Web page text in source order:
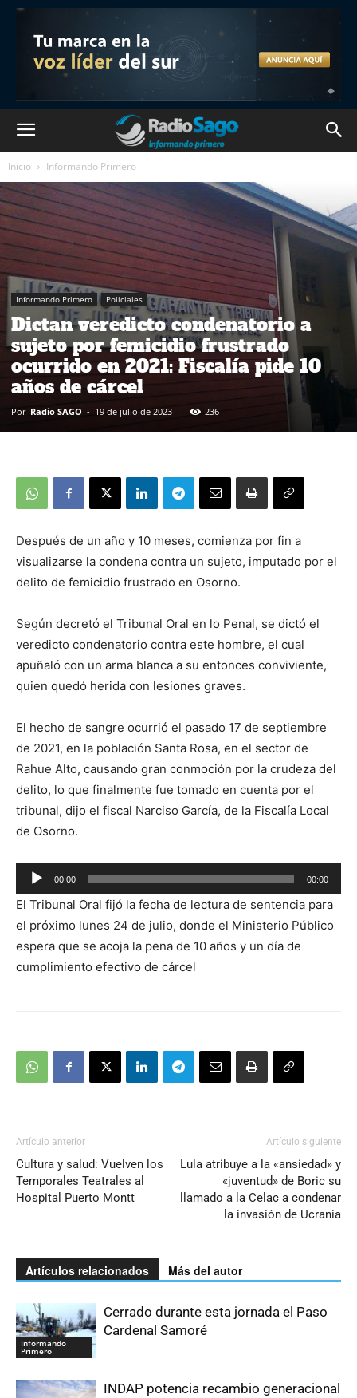
Inicio Informando Primero
Informando Primero Policiales
Dictan veredicto condenatorio a
sujeto por femicidio frustrado
ocurrido en 2021: Fiscalía pide 10
años de cárcel
Por Radio SAGO - 19 de julio de 2023 236
Después de un año y 10 meses, comienza por fin a
visualizarse la condena contra un sujeto, imputado por el
delito de femicidio frustrado en Osorno.
Según decretó el Tribunal Oral en lo Penal, se dictó el
veredicto condenatorio contra este hombre, el cual
apuñaló con un arma blanca a su entonces conviviente,
quien quedó herida con lesiones graves.
El hecho de sangre ocurrió el pasado 17 de septiembre
de 2021, en la población Santa Rosa, en el sector de
Rahue Alto, causando gran conmoción por la crudeza del
delito, lo que finalmente fue tomado en cuenta por el
tribunal, dijo el fiscal Narciso García, de la Fiscalía Local
de Osorno.
Reproductor
de
audio
00:00 00:00
El Tribunal Oral fijó la fecha de lectura de sentencia para
el próximo lunes 24 de julio, donde el Ministerio Público
espera que se acoja la pena de 10 años y un día de
cumplimiento efectivo de cárcel
Artículo anterior
Cultura y salud: Vuelven los
Temporales Teatrales al
Hospital Puerto Montt
Artículo siguiente
Lula atribuye a la «ansiedad» y
«juventud» de Boric su
llamado a la Celac a condenar
la invasión de Ucrania
Artículos relacionados Más del autor
Informando
Primero
Cerrado durante esta jornada el Paso
Cardenal Samoré
INDAP potencia recambio generacional